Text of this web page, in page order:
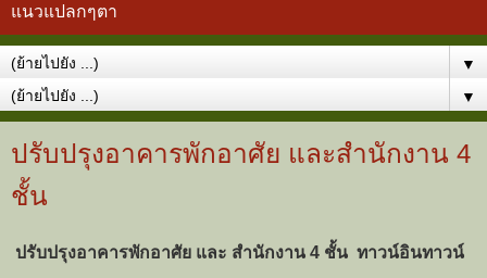
แนวแปลกๆตา
▼
▼
ปรับปรุงอาคารพักอาศัย และสำนักงาน 4
ชั้น
ปรับปรุงอาคารพักอาศัย และ สำนักงาน 4 ชั้น ทาวน์อินทาวน์